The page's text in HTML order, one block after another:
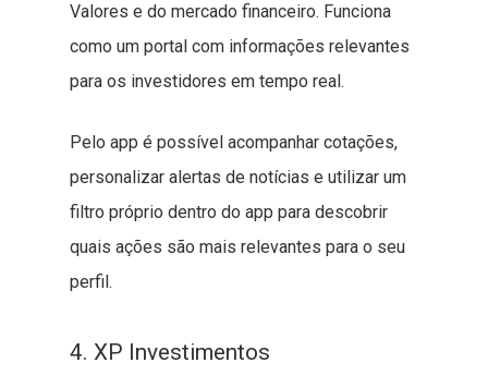
Valores e do mercado financeiro. Funciona
como um portal com informações relevantes
para os investidores em tempo real.
Pelo app é possível acompanhar cotações,
personalizar alertas de notícias e utilizar um
filtro próprio dentro do app para descobrir
quais ações são mais relevantes para o seu
perfil.
4. XP Investimentos